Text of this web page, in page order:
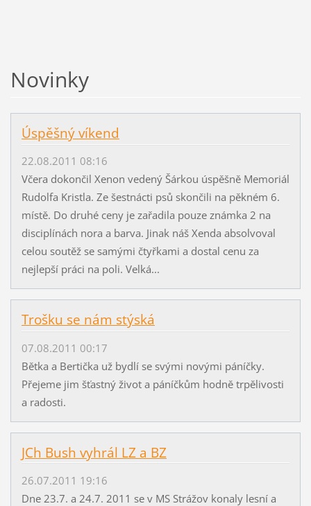
Novinky
Úspěšný víkend
22.08.2011 08:16
Včera dokončil Xenon vedený Šárkou úspěšně Memoriál
Rudolfa Kristla. Ze šestnácti psů skončili na pěkném 6.
místě. Do druhé ceny je zařadila pouze známka 2 na
disciplínách nora a barva. Jinak náš Xenda absolvoval
celou soutěž se samými čtyřkami a dostal cenu za
nejlepší práci na poli. Velká...
Trošku se nám stýská
07.08.2011 00:17
Bětka a Bertička už bydlí se svými novými páníčky.
Přejeme jim šťastný život a páníčkům hodně trpělivosti
a radosti.
JCh Bush vyhrál LZ a BZ
26.07.2011 19:16
Dne 23.7. a 24.7. 2011 se v MS Strážov konaly lesní a